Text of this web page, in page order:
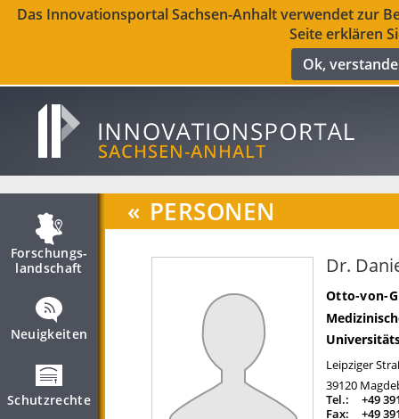
Das Innovationsportal Sachsen-Anhalt verwendet zur
Seite erklären
Ok,
Forschungs­
landschaft
Neuigkeiten
Schutzrechte
« PERSONEN
Dr.
Otto-von-
Leipziger
39120
Tel.:
+49
Fax:
+49